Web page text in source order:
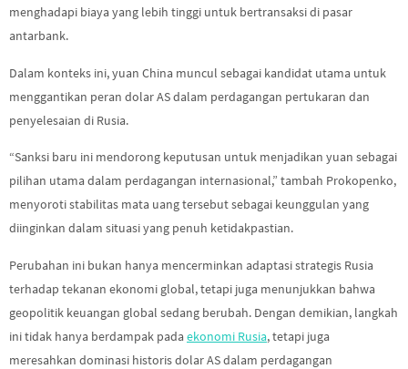
menghadapi biaya yang lebih tinggi untuk bertransaksi di pasar
antarbank.
Dalam konteks ini, yuan China muncul sebagai kandidat utama untuk
menggantikan peran dolar AS dalam perdagangan pertukaran dan
penyelesaian di Rusia.
“Sanksi baru ini mendorong keputusan untuk menjadikan yuan sebagai
pilihan utama dalam perdagangan internasional,” tambah Prokopenko,
menyoroti stabilitas mata uang tersebut sebagai keunggulan yang
diinginkan dalam situasi yang penuh ketidakpastian.
Perubahan ini bukan hanya mencerminkan adaptasi strategis Rusia
terhadap tekanan ekonomi global, tetapi juga menunjukkan bahwa
geopolitik keuangan global sedang berubah. Dengan demikian, langkah
ini tidak hanya berdampak padaekonomi Rusia, tetapi juga
meresahkan dominasi historis dolar AS dalam perdagangan